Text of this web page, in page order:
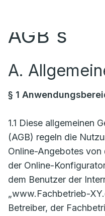
AGB´s
A.
§ 1
1.1 Diese allgemeinen
(AGB) regeln die
Online-Angebotes
der Online-
dem Benutzer der
„www.Fachbetrieb-
Betreiber, der